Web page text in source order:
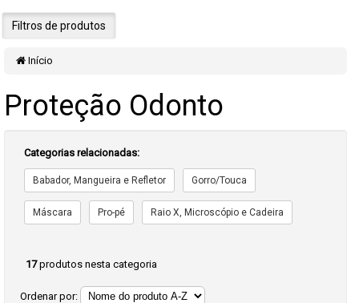
Filtros de produtos
Início
Proteção Odonto
Categorias relacionadas:
Babador, Mangueira e Refletor Gorro/Touca
Máscara Pro-pé Raio X, Microscópio e Cadeira
17produtos nesta categoria
Ordenar por: